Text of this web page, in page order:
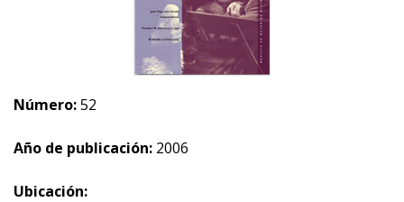
Número:52
Año de publicación: 2006
Ubicación: